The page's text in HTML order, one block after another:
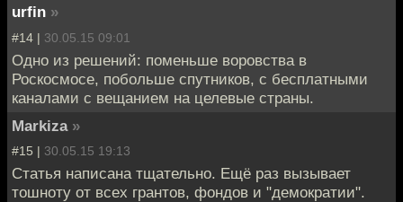
urfin »
#14 | 30.05.15 09:01
Одно из решений: поменьше воровства в
Роскосмосе, побольше спутников, с бесплатными
каналами с вещанием на целевые страны.
Markiza »
#15 | 30.05.15 19:13
Статья написана тщательно. Ещё раз вызывает
тошноту от всех грантов, фондов и "демократии".